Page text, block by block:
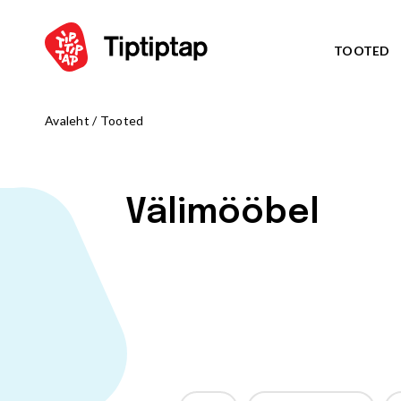
TOOTED
MÄNGUVÄLJAKUD
Kõik tooted
Mängulinnakud
Avaleht / Tooted
Välimööbel